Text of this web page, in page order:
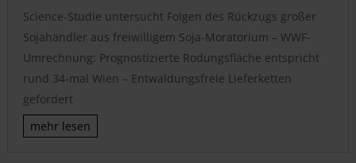
Science-Studie untersucht Folgen des Rückzugs großer
Sojahändler aus freiwilligem Soja-Moratorium – WWF-
Umrechnung: Prognostizierte Rodungsfläche entspricht
rund 34-mal Wien – Entwaldungsfreie Lieferketten
gefordert
mehr lesen